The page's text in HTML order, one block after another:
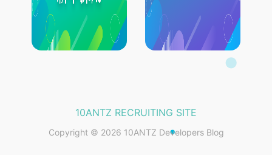
10ANTZ RECRUITING SITE
Copyright © 2026 10ANTZ Developers Blog